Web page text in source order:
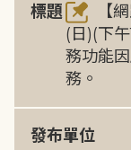
標題
【
(日)(下
務功能
務。
發布單位